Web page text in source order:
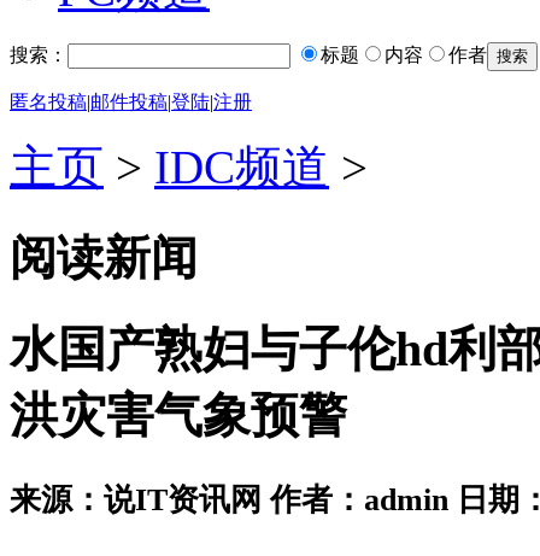
搜索： 标题 内容 作者
匿名投稿|邮件投稿|登陆|注册
主页 > IDC频道 >
阅读新闻
水国产熟妇与子伦hd利
洪灾害气象预警
来源：说IT资讯网 作者：admin 日期